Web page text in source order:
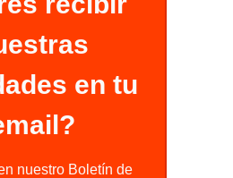
en tu
nuestro Boletín de